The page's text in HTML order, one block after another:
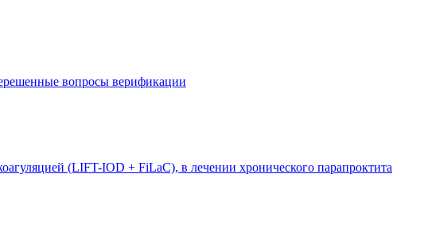
вопросы верификации
(LIFT-IOD + FiLaC), в лечении хронического парапроктита